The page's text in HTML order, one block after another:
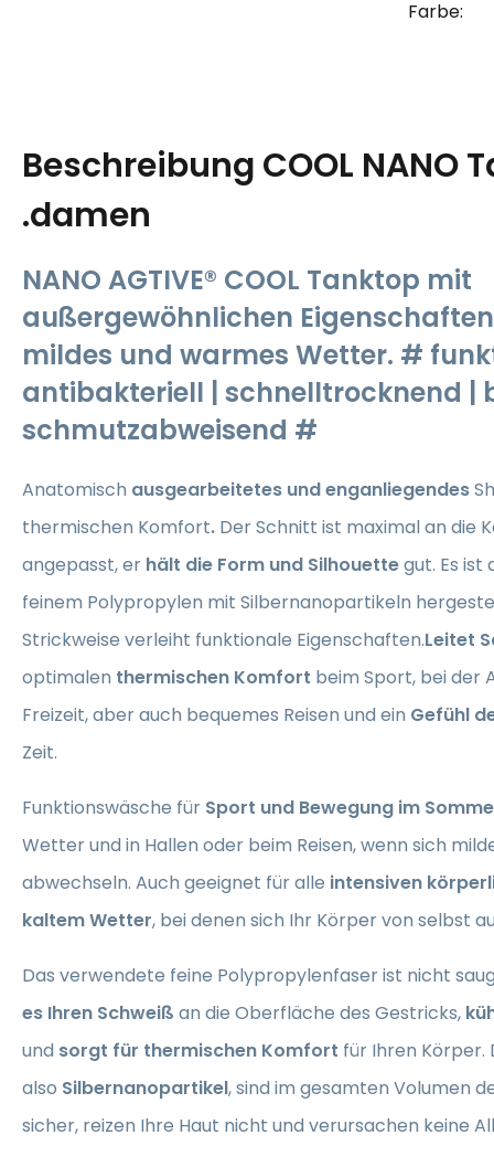
Farbe:
Beschreibung COOL NANO
.damen
NANO AGTIVE® COOL Tanktop mit
außergewöhnlichen
mildes und warmes Wetter. #
antibakteriell | schnelltrocknend |
schmutzabweisend #
Anatomisch ausgearbeitetes und enganliegendes
thermischen Komfort. Der Schnitt ist maximal an die
angepasst, er hält die Form und Silhouettegut. Es ist
feinem Polypropylen mit Silbernanopartikeln
Strickweise verleiht funktionale Eigenschaften.Leitet
optimalen thermischen Komfort beim Sport, bei der
Freizeit, aber auch bequemes Reisen und ein Gefühl
Zeit.
Funktionswäsche für Sport und Bewegung im
Wetter und in Hallen oder beim Reisen, wenn sich
abwechseln. Auch geeignet für alle intensiven
kaltem Wetter, bei denen sich Ihr Körper von selbst
Das verwendete feine Polypropylenfaser ist nicht
es Ihren Schweiß an die Oberfläche des Gestricks,
und sorgt für thermischen Komfort für Ihren Körper.
also Silbernanopartikel, sind im gesamten Volumen
sicher, reizen Ihre Haut nicht und verursachen keine